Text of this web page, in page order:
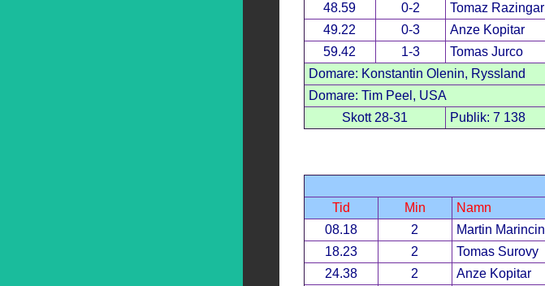
48.59
0-2 Tomaz Razingar
49.22
0-3 Anze Kopitar
59.42
1-3 Tomas Jurco
Domare: Konstantin Olenin, Ryssland
Domare: Tim Peel, USA
Skott 28-31
Publik: 7 138
Tid
Min Namn
08.18
2 Martin Marincin
18.23
2 Tomas Surovy
24.38
2 Anze Kopitar